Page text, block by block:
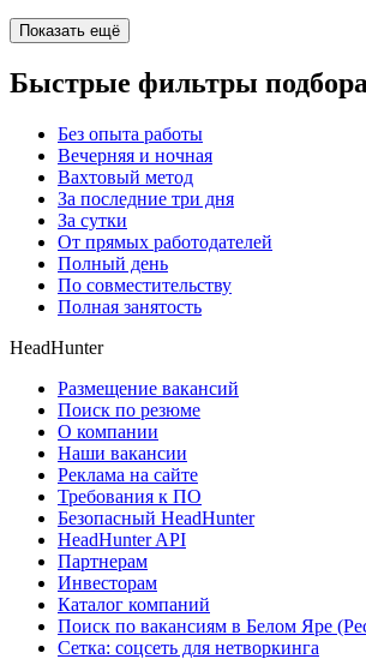
Показать ещё
Быстрые фильтры
Без опыта работы
Вечерняя и ночная
Вахтовый метод
За последние три дня
За сутки
От прямых работодателей
Полный день
По совместительству
Полная занятость
HeadHunter
Размещение вакансий
Поиск по резюме
О компании
Наши вакансии
Реклама на сайте
Требования к ПО
Безопасный HeadHunter
HeadHunter API
Партнерам
Инвесторам
Каталог компаний
Поиск по вакансиям в Белом Яре
Сетка: соцсеть для нетворкинга